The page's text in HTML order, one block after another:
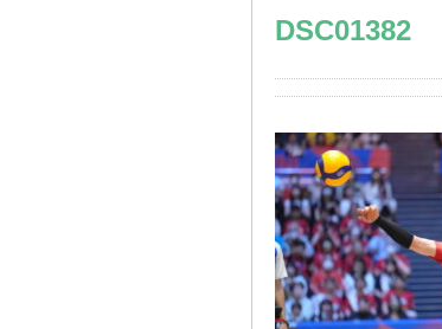
DSC01382